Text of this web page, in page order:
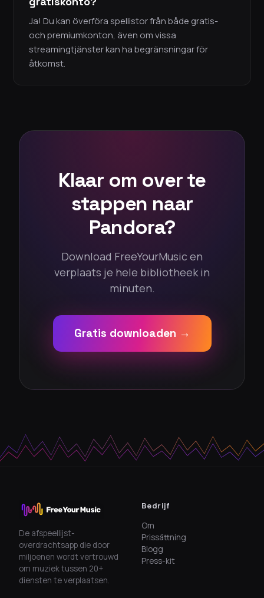
Ja! Du kan överföra spellistor från både gratis-
och premiumkonton, även om vissa
streamingtjänster kan ha begränsningar för
åtkomst.
Klaar om over te
stappen naar
Pandora?
Download FreeYourMusic en
verplaats je hele bibliotheek in
minuten.
Gratis downloaden →
De afspeellijst-
overdrachtsapp die door
miljoenen wordt vertrouwd
om muziek tussen 20+
diensten te verplaatsen.
Bedrijf
Om
Prissättning
Blogg
Press-kit